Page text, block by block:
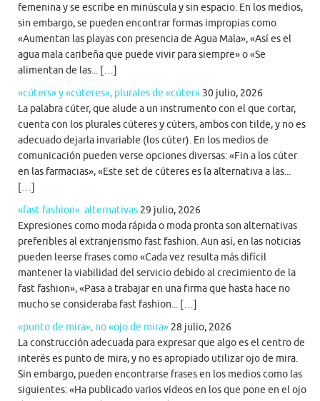
femenina y se escribe en minúscula y sin espacio. En los medios,
sin embargo, se pueden encontrar formas impropias como
«Aumentan las playas con presencia de Agua Mala», «Así es el
agua mala caribeña que puede vivir para siempre» o «Se
alimentan de las... […]
«cúters» y «cúteres», plurales de «cúter» 30 julio, 2026
La palabra cúter, que alude a un instrumento con el que cortar,
cuenta con los plurales cúteres y cúters, ambos con tilde, y no es
adecuado dejarla invariable (los cúter). En los medios de
comunicación pueden verse opciones diversas: «Fin a los cúter
en las farmacias», «Este set de cúteres es la alternativa a las...
[…]
«fast fashion». alternativas 29 julio, 2026
Expresiones como moda rápida o moda pronta son alternativas
preferibles al extranjerismo fast fashion. Aun así, en las noticias
pueden leerse frases como «Cada vez resulta más difícil
mantener la viabilidad del servicio debido al crecimiento de la
fast fashion», «Pasa a trabajar en una firma que hasta hace no
mucho se consideraba fast fashion... […]
«punto de mira», no «ojo de mira» 28 julio, 2026
La construcción adecuada para expresar que algo es el centro de
interés es punto de mira, y no es apropiado utilizar ojo de mira.
Sin embargo, pueden encontrarse frases en los medios como las
siguientes: «Ha publicado varios vídeos en los que pone en el ojo